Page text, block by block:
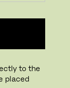
to the
placed